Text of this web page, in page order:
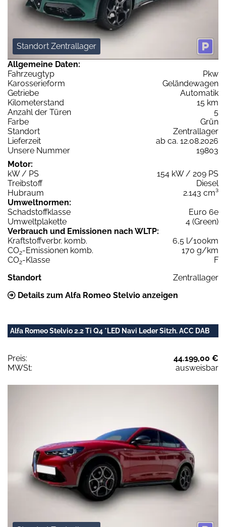
Standort Zentrallager
Allgemeine Daten:
Fahrzeugtyp
Pkw
Karosserieform
Geländewagen
Getriebe
Automatik
Kilometerstand
15 km
Anzahl der Türen
5
Farbe
Grün
Standort
Zentrallager
Lieferzeit
ab ca. 12.08.2026
Unsere Nummer
19803
Motor:
kW / PS
154 kW / 209 PS
Treibstoff
Diesel
Hubraum
2.143 cm³
Umweltnormen:
Schadstoffklasse
Euro 6e
Umweltplakette
4 (Green)
Verbrauch und Emissionen nach WLTP:
Kraftstoffverbr. komb.
6,5 l/100km
CO2-Emissionen komb.
170 g/km
CO2-Klasse
F
Standort
Zentrallager
Details zum Alfa Romeo Stelvio anzeigen
Alfa Romeo Stelvio 2.2 Ti Q4 *LED Navi Leder Sitzh. ACC DAB
Preis:
44.199,00 €
MWSt:
ausweisbar